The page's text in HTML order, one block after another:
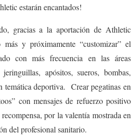
estarán encantados!
gracias a la aportación de Athletic
y próximamente “customizar” el
con más frecuencia en las áreas
apósitos, sueros, bombas,
temática deportiva. Crear pegatinas en
con mensajes de refuerzo positivo
por la valentía mostrada en
del profesional sanitario.